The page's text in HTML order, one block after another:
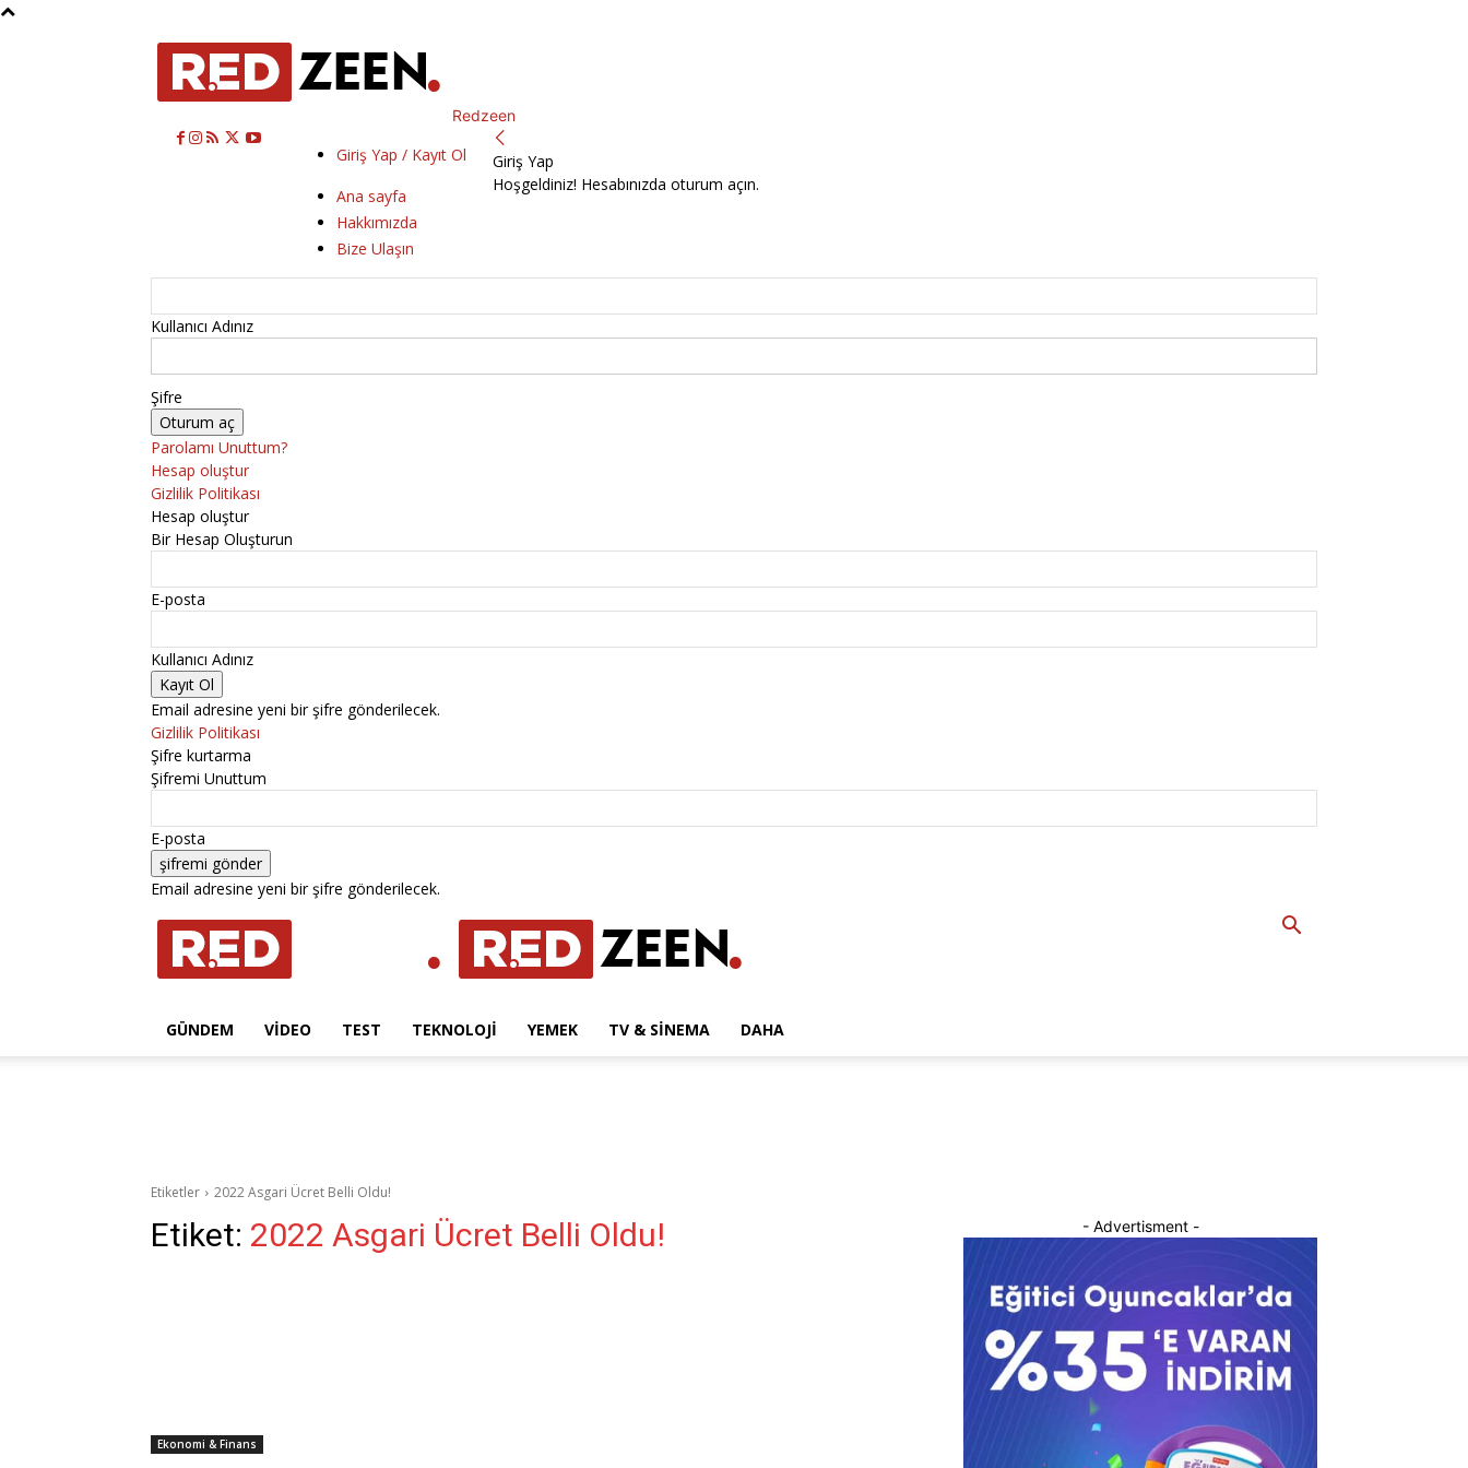
Redzeen
Giriş Yap / Kayıt Ol
Ana sayfa
Hakkımızda
Bize Ulaşın
Giriş Yap
Hoşgeldiniz! Hesabınızda oturum açın.
Kullanıcı Adınız
Şifre
Parolamı Unuttum?
Hesap oluştur
Gizlilik Politikası
Hesap oluştur
Bir Hesap Oluşturun
E-posta
Kullanıcı Adınız
Email adresine yeni bir şifre gönderilecek.
Gizlilik Politikası
Şifre kurtarma
Şifremi Unuttum
E-posta
Email adresine yeni bir şifre gönderilecek.
GÜNDEM VIDEO TEST TEKNOLOJI YEMEK TV & SINEMA DAHA
Etiketler 2022 Asgari Ücret Belli Oldu!
Etiket: 2022 Asgari Ücret Belli Oldu!
Ekonomi & Finans
- Advertisment -